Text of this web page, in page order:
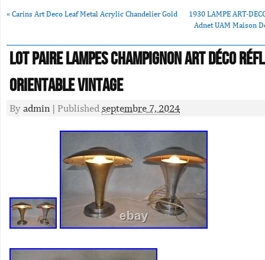
« Carins Art Deco Leaf Metal Acrylic Chandelier Gold
1930 LAMPE ART-
Adnet UAM Maison
Lot Paire Lampes Champignon Art Déco
Orientable Vintage
By admin | Published septembre 7, 2024